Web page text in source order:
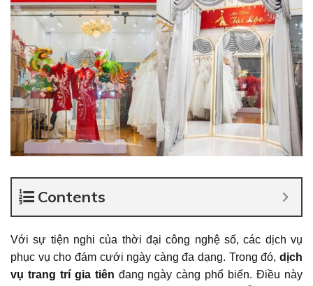
Contents
Với sự tiện nghi của thời đại công nghệ số, các dịch vụ
phục vụ cho đám cưới ngày càng đa dạng. Trong đó, dịch
vụ trang trí giatiên đang ngày càng phổ biến. Điều này